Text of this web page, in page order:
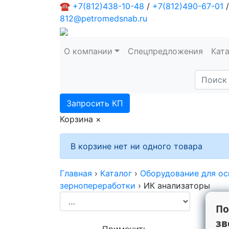
☎ +7(812)438-10-48 / +7(812)490-67-01 /
812@petromedsnab.ru
О компании Спецпредложения
Запросить КП
Корзина ×
В корзине нет ни одного товара
Главная › Каталог › Оборудование для
зернопереработки › ИК анализаторы